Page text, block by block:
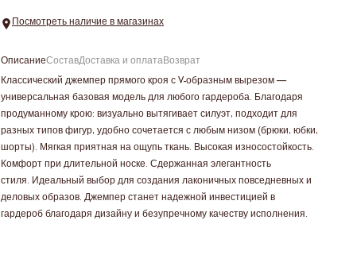
Посмотреть наличие в магазинах
ОписаниеСоставДоставка и оплатаВозврат
Классический джемпер прямого кроя с V-образным вырезом —
универсальная базовая модель для любого гардероба. Благодаря
продуманному крою: визуально вытягивает силуэт, подходит для
разных типов фигур, удобно сочетается с любым низом (брюки, юбки,
шорты). Мягкая приятная на ощупь ткань. Высокая износостойкость.
Комфорт при длительной носке. Сдержанная элегантность
стиля. Идеальный выбор для создания лаконичных повседневных и
деловых образов. Джемпер станет надежной инвестицией в
гардероб благодаря дизайну и безупречному качеству исполнения.